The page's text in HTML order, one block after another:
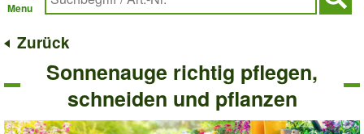
Menu
Zurück
Sonnenauge richtig pflegen,
schneiden und pflanzen